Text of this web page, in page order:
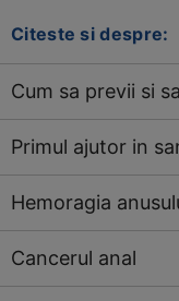
Citeste si despre:
Cum sa previi si
Primul ajutor in
Hemoragia
Cancerul anal